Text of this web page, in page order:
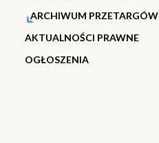
ARCHIWUM PRZETARGÓW
AKTUALNOŚCI PRAWNE
OGŁOSZENIA